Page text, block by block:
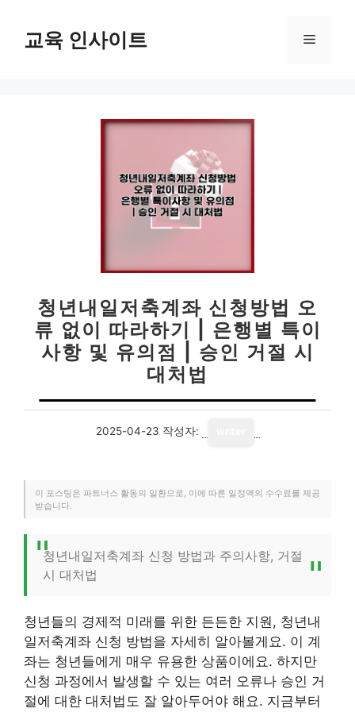
교육 인사이트 메
청년내일저축계좌 신청방법 오
류 없이 따라하기 | 은행별 특이
사항 및 유의점 | 승인 거절 시
대처법
2025-04-23 작성자:
이 포스팅은 파트너스 활동의 일환으로, 이에 따른 일정액의 수수료를 제공
받습니다.
청년내일저축계좌 신청 방법과 주의사항, 거절
시 대처법
청년들의 경제적 미래를 위한 든든한 지원, 청년내
일저축계좌 신청 방법을 자세히 알아볼게요. 이 계
좌는 청년들에게 매우 유용한 상품이에요. 하지만
신청 과정에서 발생할 수 있는 여러 오류나 승인 거
절에 대한 대처법도 잘 알아두어야 해요. 지금부터